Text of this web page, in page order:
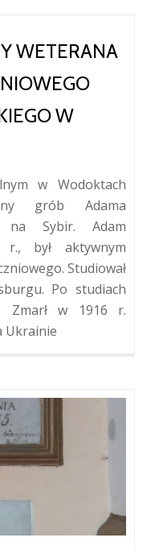
WETERANA
W
w Wodoktach
grób Adama
na Sybir. Adam
był aktywnym
Studiował
Po studiach
Zmarł w 1916 r.
Ukrainie